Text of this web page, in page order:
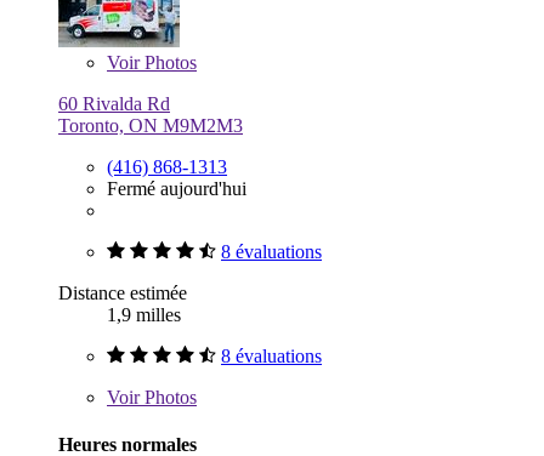
VoirPhotos
60 Rivalda Rd
Toronto, ON M9M2M3
(416) 868-1313
Fermé aujourd'hui
8 évaluations
Distance estimée
1,9 milles
8 évaluations
VoirPhotos
Heures normales